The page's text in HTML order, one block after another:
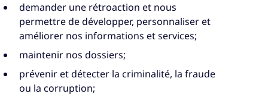
demander une rétroaction et nous
permettre de développer, personnaliser et
améliorer nos informations et services;
maintenir nos dossiers;
prévenir et détecter la criminalité, la fraude
ou la corruption;